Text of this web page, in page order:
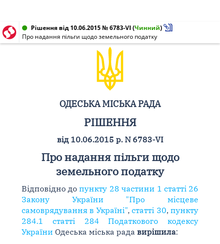
Рішення від 10.06.2015 № 6783-VI (Чинний)
Про надання пільги щодо земельного податку
ОДЕСЬКА МІСЬКА РАДА
РІШЕННЯ
від 10.06.2015 р. N 6783-VI
Про надання пільги щодо
земельного податку
Відповідно допункту 28 частини 1 статті 26
Закону України "Про місцеве
самоврядування в Україні",статті 30,пункту
284.1 статті 284 Податкового кодексу
України Одеська міська рада вирішила: